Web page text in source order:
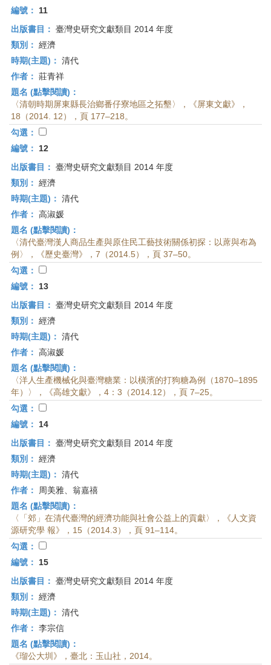
編號：
11
出版書目： 臺灣史研究文獻類目 2014 年度
類別： 經濟
時期(主題)： 清代
作者： 莊青祥
題名 (點擊閱讀)：
〈清朝時期屏東縣長治鄉番仔寮地區之拓墾〉，《屏東文獻》，
18（2014. 12），頁 177–218。
勾選：
編號：
12
出版書目： 臺灣史研究文獻類目 2014 年度
類別： 經濟
時期(主題)： 清代
作者： 高淑媛
題名 (點擊閱讀)：
〈清代臺灣漢人商品生產與原住民工藝技術關係初探：以蓆與布為
例〉，《歷史臺灣》，7（2014.5），頁 37–50。
勾選：
編號：
13
出版書目： 臺灣史研究文獻類目 2014 年度
類別： 經濟
時期(主題)： 清代
作者： 高淑媛
題名 (點擊閱讀)：
〈洋人生產機械化與臺灣糖業：以橫濱的打狗糖為例（1870–1895
年）〉，《高雄文獻》，4：3（2014.12），頁 7–25。
勾選：
編號：
14
出版書目： 臺灣史研究文獻類目 2014 年度
類別： 經濟
時期(主題)： 清代
作者：
周美雅、翁嘉禧
題名 (點擊閱讀)：
〈「郊」在清代臺灣的經濟功能與社會公益上的貢獻〉，《人文資
源研究學 報》，15（2014.3），頁 91–114。
勾選：
編號：
15
出版書目： 臺灣史研究文獻類目 2014 年度
類別： 經濟
時期(主題)： 清代
作者： 李宗信
題名 (點擊閱讀)：
《瑠公大圳》，臺北：玉山社，2014。